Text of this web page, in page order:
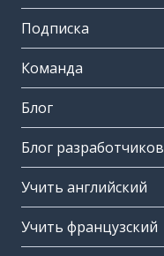
Подписка
Команда
Блог
Блог разработчиков
Учить английский
Учить французский